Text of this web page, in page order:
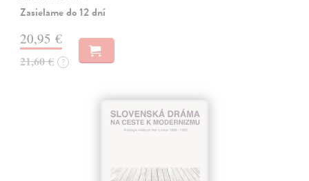
Zasielame do 12 dní
20,95 €
21,60 € ?